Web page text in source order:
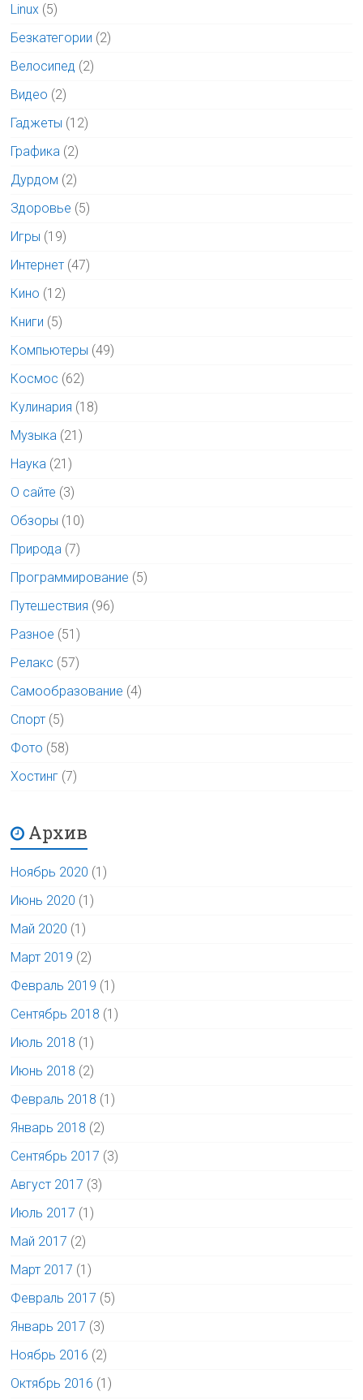
Linux (5)
Безкатегории (2)
Велосипед (2)
Видео (2)
Гаджеты (12)
Графика (2)
Дурдом (2)
Здоровье (5)
Игры (19)
Интернет (47)
Кино (12)
Книги (5)
Компьютеры (49)
Космос (62)
Кулинария (18)
Музыка (21)
Наука (21)
О сайте (3)
Обзоры (10)
Природа (7)
Программирование (5)
Путешествия (96)
Разное (51)
Релакс (57)
Самообразование (4)
Спорт (5)
Фото (58)
Хостинг (7)
Архив
Ноябрь 2020 (1)
Июнь 2020 (1)
Май 2020 (1)
Март 2019 (2)
Февраль 2019 (1)
Сентябрь 2018 (1)
Июль 2018 (1)
Июнь 2018 (2)
Февраль 2018 (1)
Январь 2018 (2)
Сентябрь 2017 (3)
Август 2017 (3)
Июль 2017 (1)
Май 2017 (2)
Март 2017 (1)
Февраль 2017 (5)
Январь 2017 (3)
Ноябрь 2016 (2)
Октябрь 2016 (1)